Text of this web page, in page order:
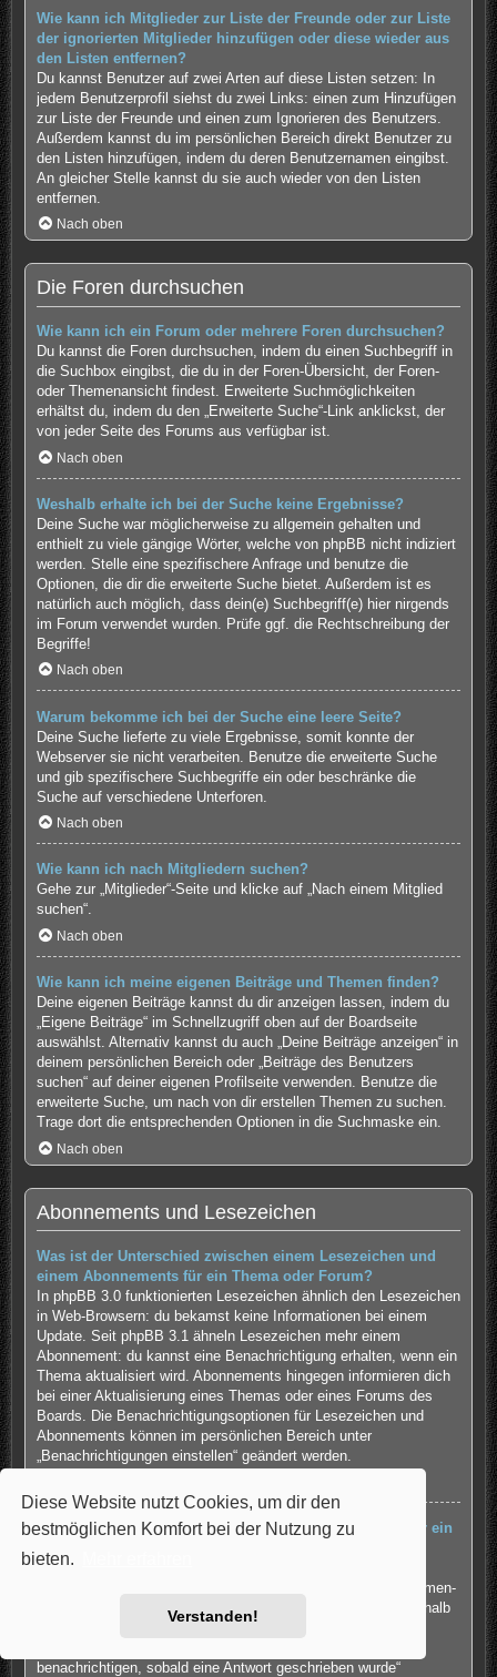
Diese Website nutzt Cookies, um dir den
bestmöglichen Komfort bei der Nutzung zu
bieten.
Verstanden!
Wie kann ich Mitglieder zur Liste der Freunde oder zur Liste
der ignorierten Mitglieder hinzufügen oder diese wieder aus
den Listen entfernen?
Du kannst Benutzer auf zwei Arten auf diese Listen setzen: In
jedem Benutzerprofil siehst du zwei Links: einen zum Hinzufügen
zur Liste der Freunde und einen zum Ignorieren des Benutzers.
Außerdem kannst du im persönlichen Bereich direkt Benutzer zu
den Listen hinzufügen, indem du deren Benutzernamen eingibst.
An gleicher Stelle kannst du sie auch wieder von den Listen
entfernen.
Nach oben
Die Foren durchsuchen
Wie kann ich ein Forum oder mehrere Foren durchsuchen?
Du kannst die Foren durchsuchen, indem du einen Suchbegriff in
die Suchbox eingibst, die du in der Foren-Übersicht, der Foren-
oder Themenansicht findest. Erweiterte Suchmöglichkeiten
erhältst du, indem du den „Erweiterte Suche“-Link anklickst, der
von jeder Seite des Forums aus verfügbar ist.
Nach oben
Weshalb erhalte ich bei der Suche keine Ergebnisse?
Deine Suche war möglicherweise zu allgemein gehalten und
enthielt zu viele gängige Wörter, welche von phpBB nicht indiziert
werden. Stelle eine spezifischere Anfrage und benutze die
Optionen, die dir die erweiterte Suche bietet. Außerdem ist es
natürlich auch möglich, dass dein(e) Suchbegriff(e) hier nirgends
im Forum verwendet wurden. Prüfe ggf. die Rechtschreibung der
Begriffe!
Nach oben
Warum bekomme ich bei der Suche eine leere Seite?
Deine Suche lieferte zu viele Ergebnisse, somit konnte der
Webserver sie nicht verarbeiten. Benutze die erweiterte Suche
und gib spezifischere Suchbegriffe ein oder beschränke die
Suche auf verschiedene Unterforen.
Nach oben
Wie kann ich nach Mitgliedern suchen?
Gehe zur „Mitglieder“-Seite und klicke auf „Nach einem Mitglied
suchen“.
Nach oben
Wie kann ich meine eigenen Beiträge und Themen finden?
Deine eigenen Beiträge kannst du dir anzeigen lassen, indem du
„Eigene Beiträge“ im Schnellzugriff oben auf der Boardseite
auswählst. Alternativ kannst du auch „Deine Beiträge anzeigen“ in
deinem persönlichen Bereich oder „Beiträge des Benutzers
suchen“ auf deiner eigenen Profilseite verwenden. Benutze die
erweiterte Suche, um nach von dir erstellen Themen zu suchen.
Trage dort die entsprechenden Optionen in die Suchmaske ein.
Nach oben
Abonnements und Lesezeichen
Was ist der Unterschied zwischen einem Lesezeichen und
einem Abonnements für ein Thema oder Forum?
In phpBB 3.0 funktionierten Lesezeichen ähnlich den Lesezeichen
in Web-Browsern: du bekamst keine Informationen bei einem
Update. Seit phpBB 3.1 ähneln Lesezeichen mehr einem
Abonnement: du kannst eine Benachrichtigung erhalten, wenn ein
Thema aktualisiert wird. Abonnements hingegen informieren dich
bei einer Aktualisierung eines Themas oder eines Forums des
Boards. Die Benachrichtigungsoptionen für Lesezeichen und
Abonnements können im persönlichen Bereich unter
„Benachrichtigungen einstellen“ geändert werden.
Wie kann ich ein Lesezeichen auf ein Thema setzen oder ein
Du kannst ein Lesezeichen auf ein Thema setzen oder es
abonnieren, in dem du die entsprechende Option in den „Themen-
Optionen“ auswählst, die sich normalerweise ober- und unterhalb
benachrichtigen, sobald eine Antwort geschrieben wurde“